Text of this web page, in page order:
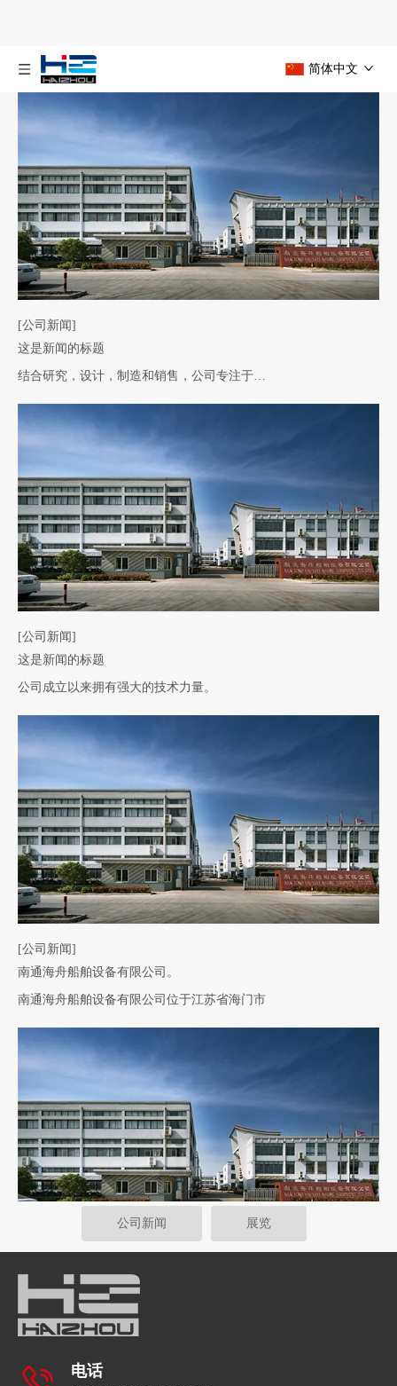
简体中文
[公司新闻]
这是新闻的标题
结合研究，设计，制造和销售，公司专注于…
[公司新闻]
这是新闻的标题
公司成立以来拥有强大的技术力量。
[公司新闻]
南通海舟船舶设备有限公司。
南通海舟船舶设备有限公司位于江苏省海门市
欢迎来到我的网站！
南通海舟船舶设备有限公司位于江苏省海门市，是一个...
公司新闻 展览
电话